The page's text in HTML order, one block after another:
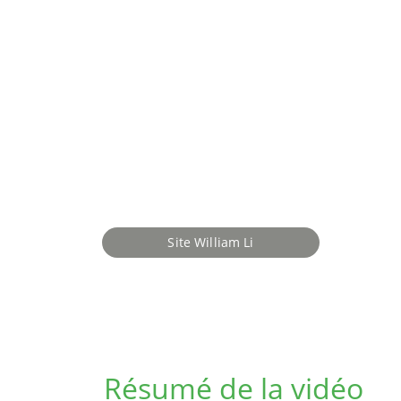
Site William Li
Résumé de la vidéo